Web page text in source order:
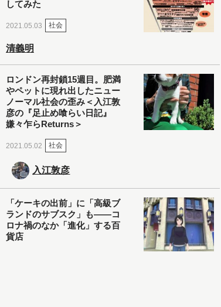
してみた
2021.05.03 社会
清義明
ロンドン再封鎖15週目。肥満
やペットに現れ出したニュー
ノーマル社会の歪み＜入江敦
彦の『足止め喰らい日記』
嫌々乍らReturns＞
2021.05.02 社会
入江敦彦
「ケーキの出前」に「高級ブ
ランドのサブスク」も――コ
ロナ禍のなか「進化」する百
貨店